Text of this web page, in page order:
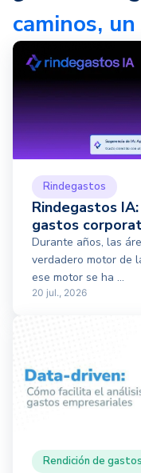
caminos,
Rindegastos
Rindegastos
gastos
Durante años, las
verdadero motor de
ese motor se ha ...
20 jul., 2026
Rendición de gastos